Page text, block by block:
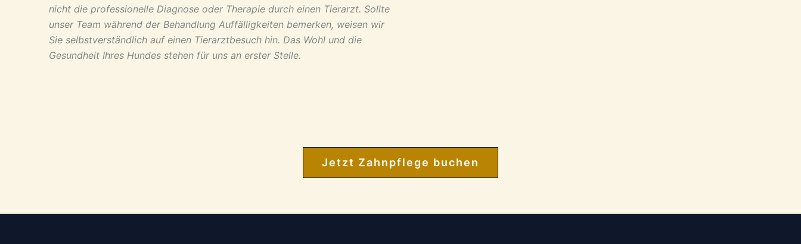
nicht die professionelle Diagnose oder Therapie durch einen Tierarzt. Sollte
unser Team während der Behandlung Auffälligkeiten bemerken, weisen wir
Sie selbstverständlich auf einen Tierarztbesuch hin. Das Wohl und die
Gesundheit Ihres Hundes stehen für uns an erster Stelle.
Jetzt Zahnpflege buchen